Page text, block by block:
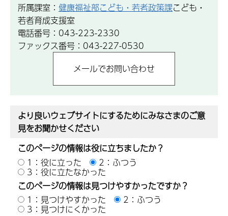
所属課室： 健康福祉部こども・若者政策課こども・
若者育成支援室
電話番号：043-223-2330
ファックス番号：043-227-0530
より良いウェブサイトにするためにみなさまのご意
見をお聞かせください
このページの情報は役に立ちましたか？
1：役に立った
2：ふつう
3：役に立たなかった
このページの情報は見つけやすかったですか？
1：見つけやすかった
2：ふつう
3：見つけにくかった